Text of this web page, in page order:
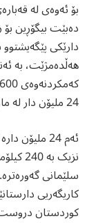
بۆ ئەوەی لە
دەبێت بیگۆڕین
هەڵدەمژێت، بە
24 ملیۆن دار لە ماوەی ساڵێکی تەواودا ئەنجامی دەدەن.
ئەم 24
نزیک
سلێمانی
کاریگەریی
کوردستان